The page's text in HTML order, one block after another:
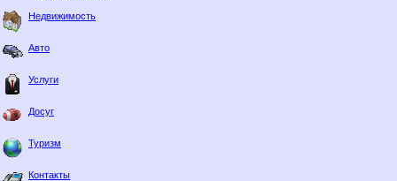
Недвижимость
Авто
Услуги
Досуг
Туризм
Контакты